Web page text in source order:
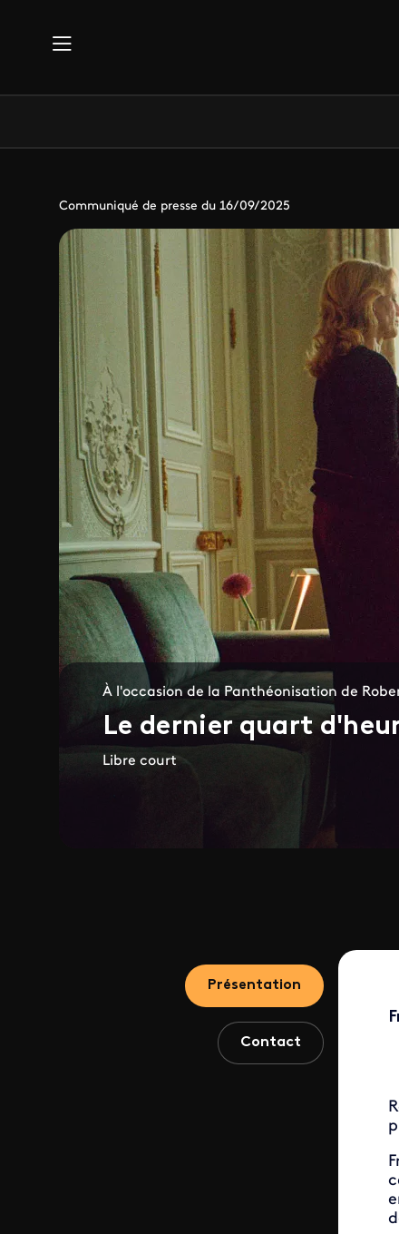
Communiqué de presse du 16/09/2025
À l'occasion de la Panthéonisation de
Le dernier quart
Libre court
Présentation
Contact